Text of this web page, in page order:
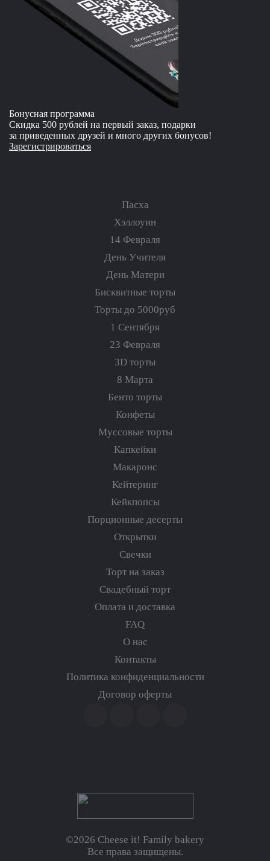
Бонусная программа
Скидка 500 рублей на первый заказ, подарки
за приведенных друзей и много других бонусов!
Зарегистрироваться
©2026 Cheese it! Family bakery
Все права защищены.
Пасха
Хэллоуин
14 Февраля
День Учителя
День Матери
Бисквитные торты
Торты до 5000руб
1 Сентября
23 Февраля
3D торты
8 Марта
Бенто торты
Конфеты
Муссовые торты
Капкейки
Макаронс
Кейтеринг
Кейкпопсы
Порционные десерты
Открытки
Свечки
Торт на заказ
Свадебный торт
Оплата и доставка
FAQ
О нас
Контакты
Политика конфиденциальности
Договор оферты